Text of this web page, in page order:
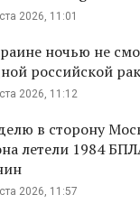
2026, 11:01
ночью не
российской
2026, 11:12
в сторону
летели 1984
2026, 11:57